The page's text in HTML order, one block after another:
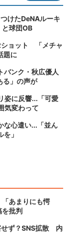
けたDeNAルーキ
球団OB
ショット 「メチャ
題に
バンク・秋広優人
る」の声が
姿に反響...「可愛
気変わって
な心遣い...「並ん
」
あまりにも愕
批判
せず？SNS拡散 内